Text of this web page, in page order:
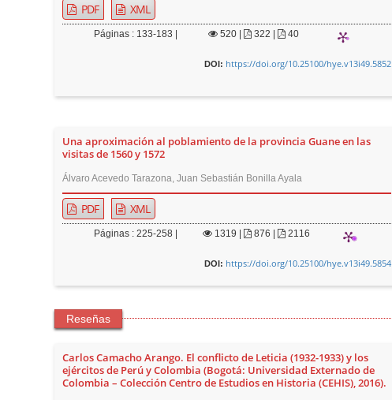
PDF XML
Páginas : 133-183 | 520 | 322 | 40
DOI: https://doi.org/10.25100/hye.v13i49.5852
Una aproximación al poblamiento de la provincia Guane en las
visitas de 1560 y 1572
Álvaro Acevedo Tarazona, Juan Sebastián Bonilla Ayala
PDF XML
Páginas : 225-258 | 1319 | 876 | 2116
DOI: https://doi.org/10.25100/hye.v13i49.5854
Reseñas
Carlos Camacho Arango. El conflicto de Leticia (1932-1933) y los
ejércitos de Perú y Colombia (Bogotá: Universidad Externado de
Colombia – Colección Centro de Estudios en Historia (CEHIS), 2016).